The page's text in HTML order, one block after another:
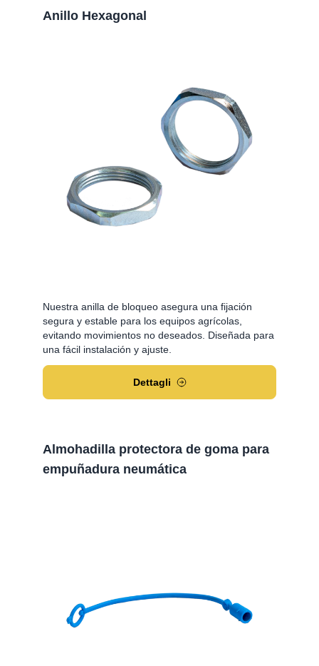
Anillo Hexagonal
Nuestra anilla de bloqueo asegura una fijación
segura y estable para los equipos agrícolas,
evitando movimientos no deseados. Diseñada para
una fácil instalación y ajuste.
Dettagli
Almohadilla protectora de goma para
empuñadura neumática